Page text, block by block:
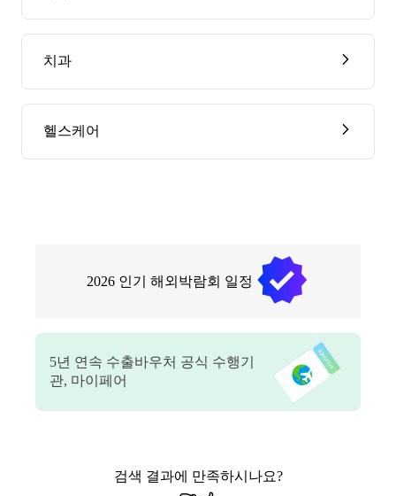
치과
헬스케어
2026 인기 해외박람회 일정
5년 연속 수출바우처 공식 수행기
관, 마이페어
검색 결과에 만족하시나요?